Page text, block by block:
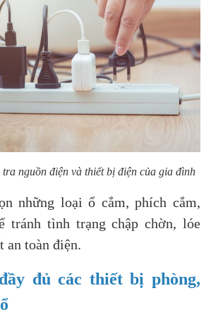
nguồn điện và thiết bị điện của gia đình
những loại ổ cắm, phích cắm,
tránh tình trạng chập chờn, lóe
an toàn điện.
đủ các thiết bị phòng,